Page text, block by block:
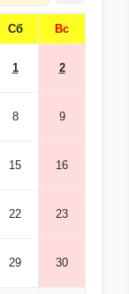
Сб Вс
1 2
8 9
15 16
22 23
29 30